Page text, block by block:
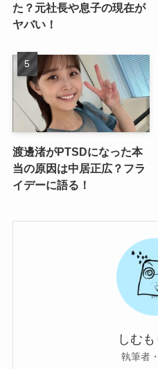
た？元社長や息子の現在が
ヤバい！
渡邊渚がPTSDになった本
当の原因は中居正広？フラ
イデーに語る！
しむ
執筆者